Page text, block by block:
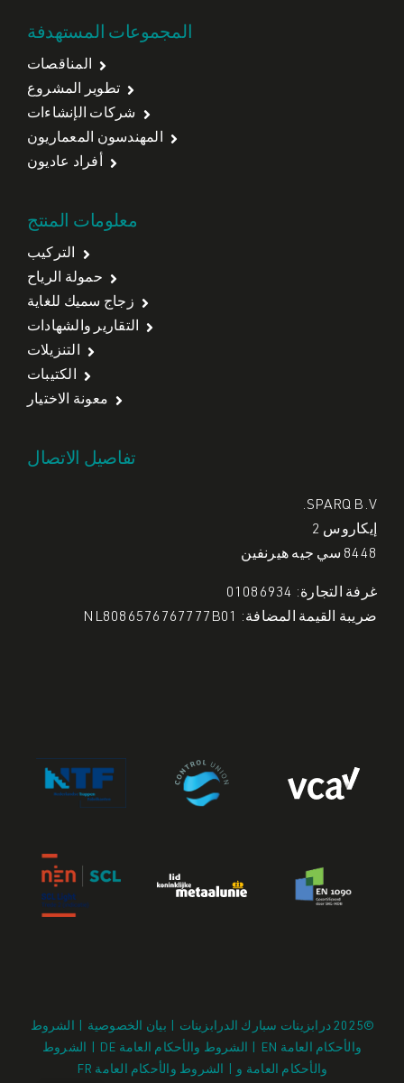
المجموعات المستهدفة
المناقصات
تطوير المشروع
شركات الإنشاءات
المهندسون المعماريون
أفراد عاديون
معلومات المنتج
التركيب
حمولة الرياح
زجاج سميك للغاية
التقارير والشهادات
التنزيلات
الكتيبات
معونة الاختيار
تفاصيل الاتصال
SPARQ B.V.
إيكاروس 2
8448 سي جيه هيرنفين
غرفة التجارة: 01086934
ضريبة القيمة المضافة: NL8086576767777B01
©2025 درابزينات سبارك الدرابزينات | بيان الخصوصية |
الشروط
والأحكام العامة EN
الشروط والأحكام العامة DE
الشروط
والأحكام العامة و
الشروط والأحكام العامة FR